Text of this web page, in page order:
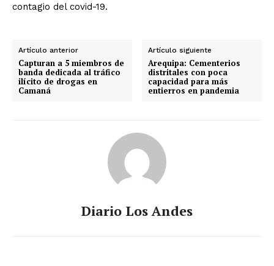
contagio del covid-19.
Artículo anterior
Capturan a 5 miembros de
banda dedicada al tráfico
ilícito de drogas en
Camaná
Artículo siguiente
Arequipa: Cementerios
distritales con poca
capacidad para más
entierros en pandemia
Diario Los Andes